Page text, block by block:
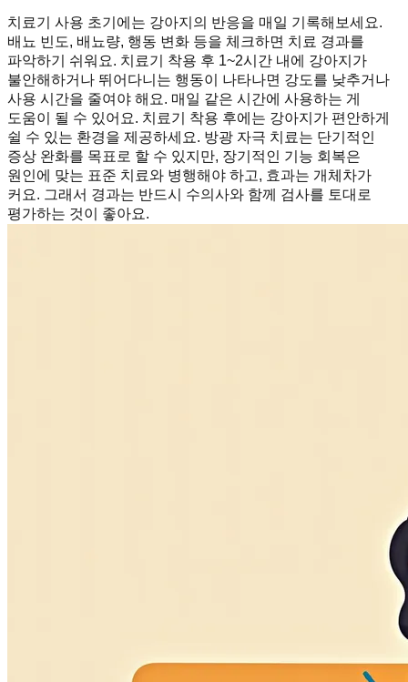
치료기 사용 초기에는 강아지의 반응을 매일 기록해보세요.
배뇨 빈도, 배뇨량, 행동 변화 등을 체크하면 치료 경과를
파악하기 쉬워요. 치료기 착용 후 1~2시간 내에 강아지가
불안해하거나 뛰어다니는 행동이 나타나면 강도를 낮추거나
사용 시간을 줄여야 해요. 매일 같은 시간에 사용하는 게
도움이 될 수 있어요. 치료기 착용 후에는 강아지가 편안하게
쉴 수 있는 환경을 제공하세요. 방광 자극 치료는 단기적인
증상 완화를 목표로 할 수 있지만, 장기적인 기능 회복은
원인에 맞는 표준 치료와 병행해야 하고, 효과는 개체차가
커요. 그래서 경과는 반드시 수의사와 함께 검사를 토대로
평가하는 것이 좋아요.